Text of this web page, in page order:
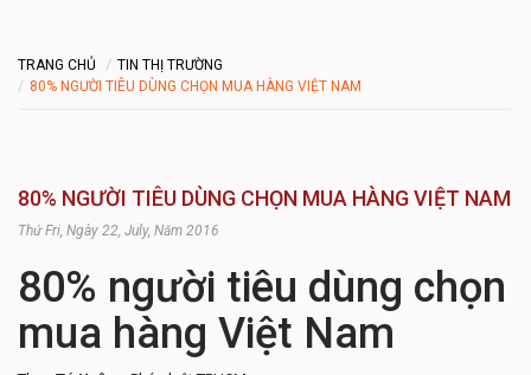
TRANG CHỦ
TIN THỊ TRƯỜNG
80% NGƯỜI TIÊU DÙNG CHỌN MUA HÀNG VIỆT NAM
80% NGƯỜI TIÊU DÙNG CHỌN MUA HÀNG VIỆT NAM
Thứ Fri, Ngày 22, July, Năm 2016
80% người tiêu dùng chọn
mua hàng Việt Nam